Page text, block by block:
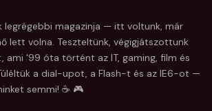
legrégebbi magazinja — itt voltunk, már
lett volna. Teszteltünk, végigjátszottunk
ami '99 óta történt az IT, gaming, film és
a dial-upot, a Flash-t és az IE6-ot —
semmi! ☕ 🎮